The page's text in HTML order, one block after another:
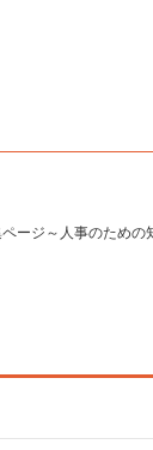
ージ～人事のため